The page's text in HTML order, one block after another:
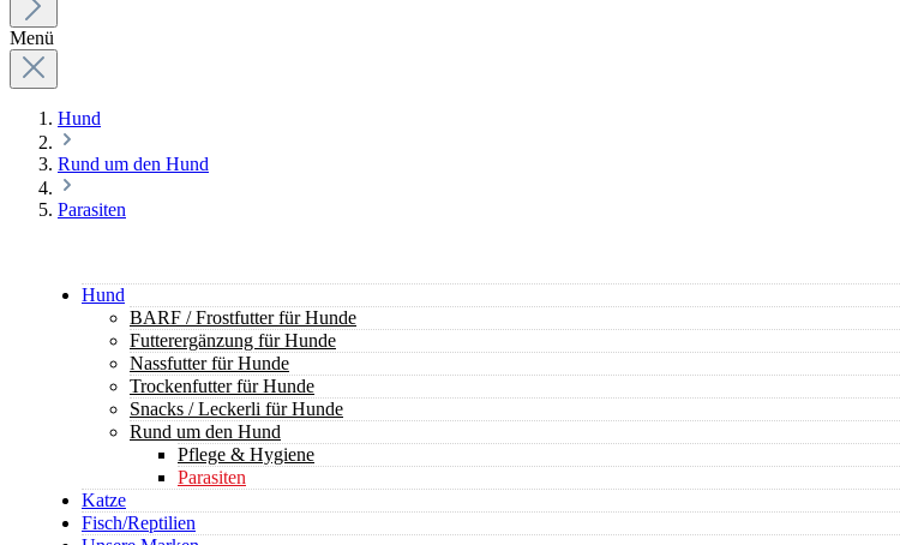
Menü
Hund
Rund um den Hund
Parasiten
Hund
BARF / Frostfutter für Hunde
Futterergänzung für Hunde
Nassfutter für Hunde
Trockenfutter für Hunde
Snacks / Leckerli für Hunde
Rund um den Hund
Pflege & Hygiene
Parasiten
Katze
Fisch/Reptilien